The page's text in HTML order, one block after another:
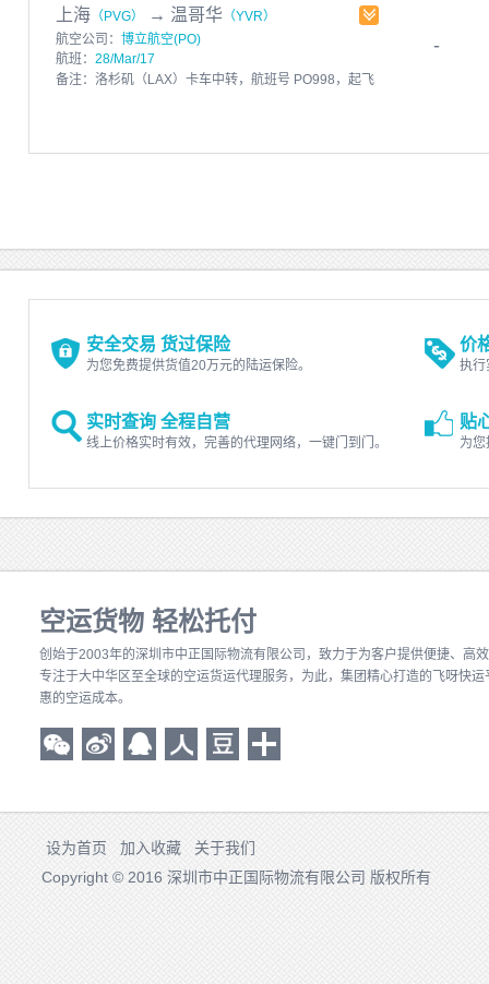
上海 （PVG） → 温哥华 （YVR）
航空公司： 博立航空(PO)
航班： 28/Mar/17
备注：洛杉矶（LAX）卡车中转，航班号 PO998，起飞
-
安全交易 货过保险
为您免费提供货值20万元的陆运保险。
价
执行
实时查询 全程自营
线上价格实时有效，完善的代理网络，一键门到门。
贴
为
空运货物 轻松托付
创始于2003年的深圳市中正国际物流有限公司 ，致力于为客户提供便捷、高
专注于大中华区至全球的空运货运代理服务，为此，集团精心打造的飞呀快
惠的空运成本。
设为首页 加入收藏
关于我们
Copyright © 2016 深圳市中正国际物流有限公司 版权所有